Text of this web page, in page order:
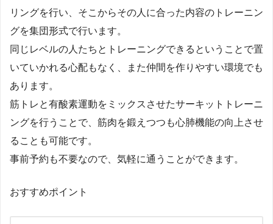
リングを行い、そこからその人に合った内容のトレーニン
グを集団形式で行います。
同じレベルの人たちとトレーニングできるということで置
いていかれる心配もなく、また仲間を作りやすい環境でも
あります。
筋トレと有酸素運動をミックスさせたサーキットトレーニ
ングを行うことで、筋肉を鍛えつつも心肺機能の向上させ
ることも可能です。
事前予約も不要なので、気軽に通うことができます。
おすすめポイント